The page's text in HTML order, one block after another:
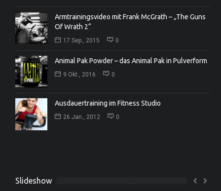
Armtrainingsvideo mit Frank McGrath – „The Guns
Of Wrath 2“
17 Sep., 2015 0
Animal Pak Powder – das Animal Pak in Pulverform
9 Okt., 2016 0
Ausdauertraining im Fitness Studio
26 Jan., 2012 0
Slideshow